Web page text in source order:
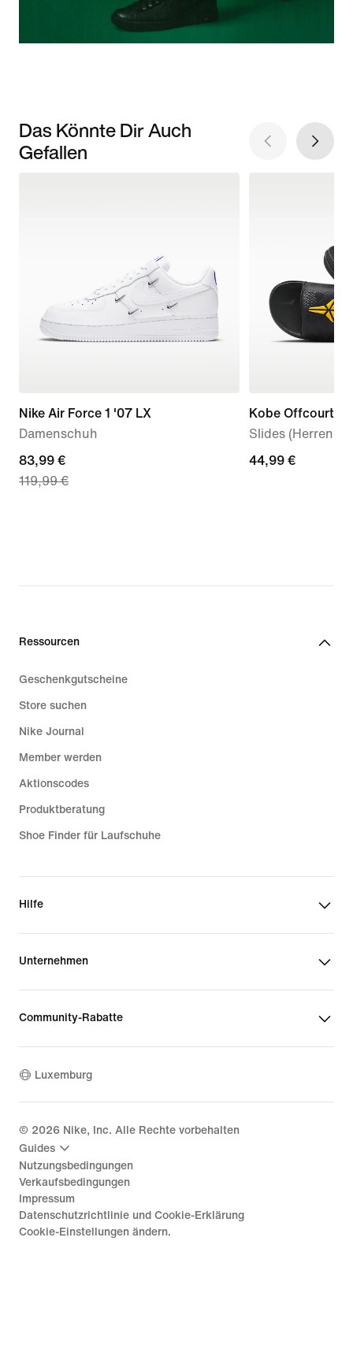
Das Könnte Dir Auch
Gefallen
Nike Air Force 1 '07 LX
Damenschuh
current
price
83,99 €
119,99 €
Kobe Offcourt
Slides (Herren)
44,99 €
44,99 €
Ressourcen
Geschenkgutscheine
Store suchen
Nike Journal
Member werden
Aktionscodes
Produktberatung
Shoe Finder für Laufschuhe
Hilfe
Unternehmen
Community-Rabatte
Luxemburg
© 2026 Nike, Inc. Alle Rechte vorbehalten
Guides
Nutzungsbedingungen
Verkaufsbedingungen
Impressum
Datenschutzrichtlinie und Cookie-Erklärung
Cookie-Einstellungen ändern.